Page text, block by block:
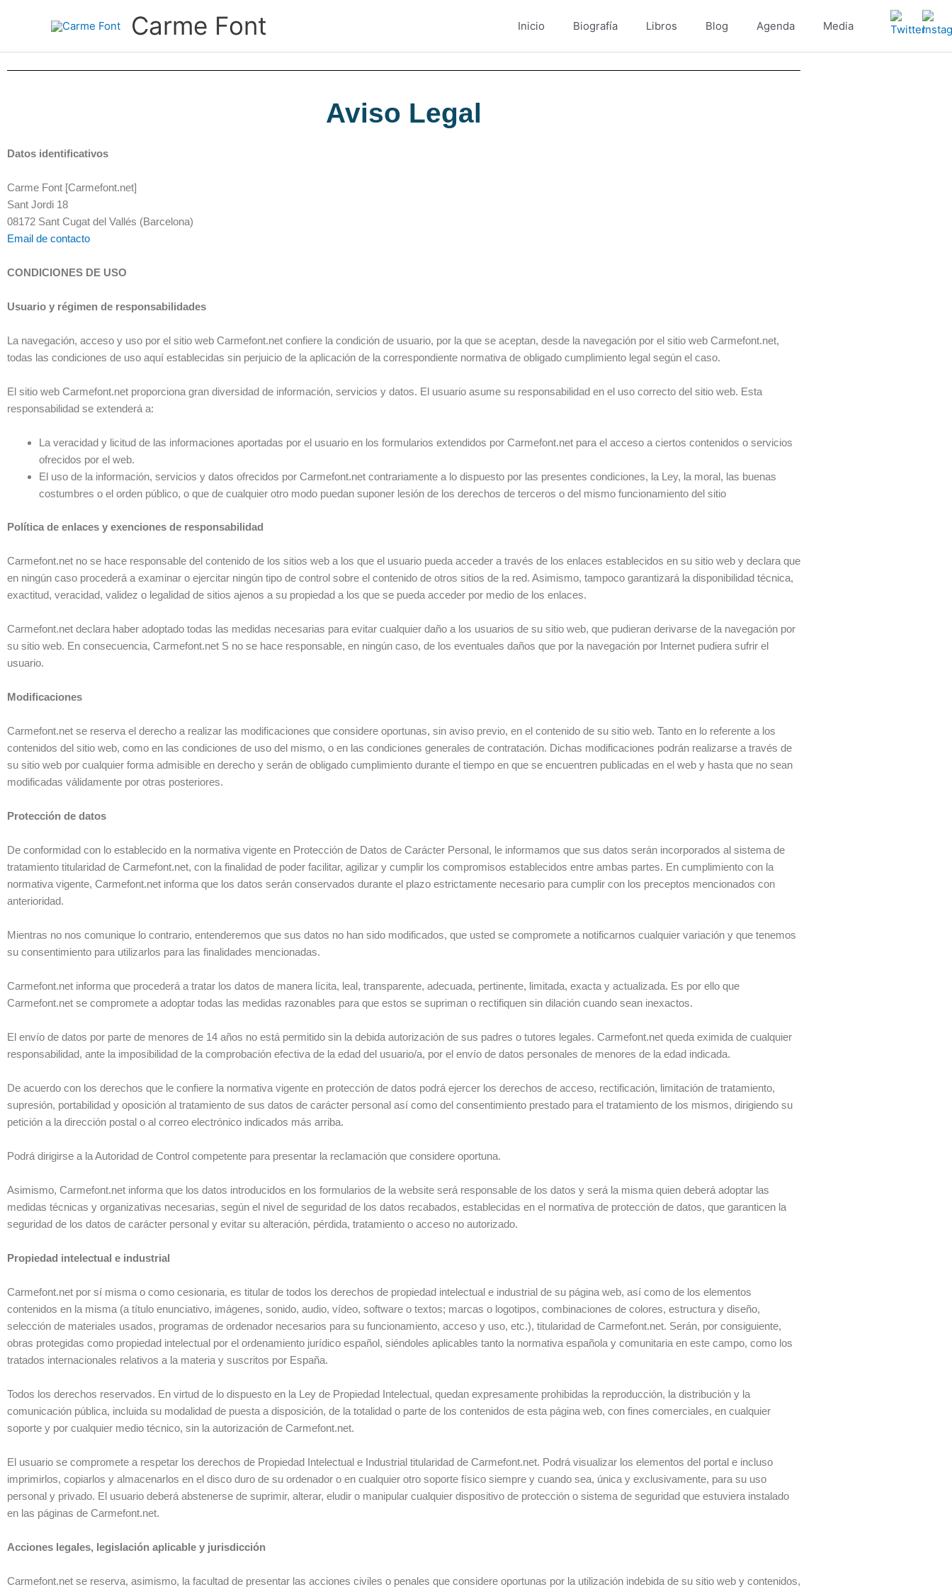
Carme Font Inicio Biografía Libros Blog Agenda Media
Aviso Legal
Datos identificativos
Carme Font [Carmefont.net]
Sant Jordi 18
08172 Sant Cugat del Vallés (Barcelona)
Email de contacto
CONDICIONES DE USO
Usuario y régimen de responsabilidades
La navegación, acceso y uso por el sitio web Carmefont.net confiere la condición de usuario, por la que se aceptan, desde la navegación por el sitio web Carmefont.net,
todas las condiciones de uso aquí establecidas sin perjuicio de la aplicación de la correspondiente normativa de obligado cumplimiento legal según el caso.
El sitio web Carmefont.net proporciona gran diversidad de información, servicios y datos. El usuario asume su responsabilidad en el uso correcto del sitio web. Esta
responsabilidad se extenderá a:
La veracidad y licitud de las informaciones aportadas por el usuario en los formularios extendidos por Carmefont.net para el acceso a ciertos contenidos o servicios
ofrecidos por el web.
El uso de la información, servicios y datos ofrecidos por Carmefont.net contrariamente a lo dispuesto por las presentes condiciones, la Ley, la moral, las buenas
costumbres o el orden público, o que de cualquier otro modo puedan suponer lesión de los derechos de terceros o del mismo funcionamiento del sitio
Política de enlaces y exenciones de responsabilidad
Carmefont.net no se hace responsable del contenido de los sitios web a los que el usuario pueda acceder a través de los enlaces establecidos en su sitio web y declara que
en ningún caso procederá a examinar o ejercitar ningún tipo de control sobre el contenido de otros sitios de la red. Asimismo, tampoco garantizará la disponibilidad técnica,
exactitud, veracidad, validez o legalidad de sitios ajenos a su propiedad a los que se pueda acceder por medio de los enlaces.
Carmefont.net declara haber adoptado todas las medidas necesarias para evitar cualquier daño a los usuarios de su sitio web, que pudieran derivarse de la navegación por
su sitio web. En consecuencia, Carmefont.net S no se hace responsable, en ningún caso, de los eventuales daños que por la navegación por Internet pudiera sufrir el
usuario.
Modificaciones
Carmefont.net se reserva el derecho a realizar las modificaciones que considere oportunas, sin aviso previo, en el contenido de su sitio web. Tanto en lo referente a los
contenidos del sitio web, como en las condiciones de uso del mismo, o en las condiciones generales de contratación. Dichas modificaciones podrán realizarse a través de
su sitio web por cualquier forma admisible en derecho y serán de obligado cumplimiento durante el tiempo en que se encuentren publicadas en el web y hasta que no sean
modificadas válidamente por otras posteriores.
Protección de datos
De conformidad con lo establecido en la normativa vigente en Protección de Datos de Carácter Personal, le informamos que sus datos serán incorporados al sistema de
tratamiento titularidad de Carmefont.net, con la finalidad de poder facilitar, agilizar y cumplir los compromisos establecidos entre ambas partes. En cumplimiento con la
normativa vigente, Carmefont.net informa que los datos serán conservados durante el plazo estrictamente necesario para cumplir con los preceptos mencionados con
anterioridad.
Mientras no nos comunique lo contrario, entenderemos que sus datos no han sido modificados, que usted se compromete a notificarnos cualquier variación y que tenemos
su consentimiento para utilizarlos para las finalidades mencionadas.
Carmefont.net informa que procederá a tratar los datos de manera lícita, leal, transparente, adecuada, pertinente, limitada, exacta y actualizada. Es por ello que
Carmefont.net se compromete a adoptar todas las medidas razonables para que estos se supriman o rectifiquen sin dilación cuando sean inexactos.
El envío de datos por parte de menores de 14 años no está permitido sin la debida autorización de sus padres o tutores legales. Carmefont.net queda eximida de cualquier
responsabilidad, ante la imposibilidad de la comprobación efectiva de la edad del usuario/a, por el envío de datos personales de menores de la edad indicada.
De acuerdo con los derechos que le confiere la normativa vigente en protección de datos podrá ejercer los derechos de acceso, rectificación, limitación de tratamiento,
supresión, portabilidad y oposición al tratamiento de sus datos de carácter personal así como del consentimiento prestado para el tratamiento de los mismos, dirigiendo su
petición a la dirección postal o al correo electrónico indicados más arriba.
Podrá dirigirse a la Autoridad de Control competente para presentar la reclamación que considere oportuna.
Asimismo, Carmefont.net informa que los datos introducidos en los formularios de la website será responsable de los datos y será la misma quien deberá adoptar las
medidas técnicas y organizativas necesarias, según el nivel de seguridad de los datos recabados, establecidas en el normativa de protección de datos, que garanticen la
seguridad de los datos de carácter personal y evitar su alteración, pérdida, tratamiento o acceso no autorizado.
Propiedad intelectual e industrial
Carmefont.net por sí misma o como cesionaria, es titular de todos los derechos de propiedad intelectual e industrial de su página web, así como de los elementos
contenidos en la misma (a título enunciativo, imágenes, sonido, audio, vídeo, software o textos; marcas o logotipos, combinaciones de colores, estructura y diseño,
selección de materiales usados, programas de ordenador necesarios para su funcionamiento, acceso y uso, etc.), titularidad de Carmefont.net. Serán, por consiguiente,
obras protegidas como propiedad intelectual por el ordenamiento jurídico español, siéndoles aplicables tanto la normativa española y comunitaria en este campo, como los
tratados internacionales relativos a la materia y suscritos por España.
Todos los derechos reservados. En virtud de lo dispuesto en la Ley de Propiedad Intelectual, quedan expresamente prohibidas la reproducción, la distribución y la
comunicación pública, incluida su modalidad de puesta a disposición, de la totalidad o parte de los contenidos de esta página web, con fines comerciales, en cualquier
soporte y por cualquier medio técnico, sin la autorización de Carmefont.net.
El usuario se compromete a respetar los derechos de Propiedad Intelectual e Industrial titularidad de Carmefont.net. Podrá visualizar los elementos del portal e incluso
imprimirlos, copiarlos y almacenarlos en el disco duro de su ordenador o en cualquier otro soporte físico siempre y cuando sea, única y exclusivamente, para su uso
personal y privado. El usuario deberá abstenerse de suprimir, alterar, eludir o manipular cualquier dispositivo de protección o sistema de seguridad que estuviera instalado
en las páginas de Carmefont.net.
Acciones legales, legislación aplicable y jurisdicción
Carmefont.net se reserva, asimismo, la facultad de presentar las acciones civiles o penales que considere oportunas por la utilización indebida de su sitio web y contenidos,